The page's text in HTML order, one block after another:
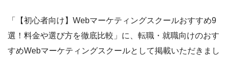
「【初心者向け】Webマーケティングスクールおすすめ9
選！料金や選び方を徹底比較」に、転職・就職向けのおす
すめWebマーケティングスクールとして掲載いただきまし